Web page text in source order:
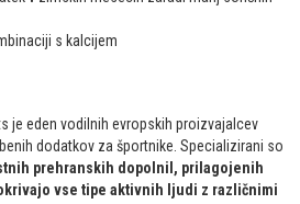
s kalcijem
je eden vodilnih evropskih proizvajalcev
dodatkov za športnike. Specializirani so
prehranskih dopolnil, prilagojenih
vse tipe aktivnih ljudi z različnimi